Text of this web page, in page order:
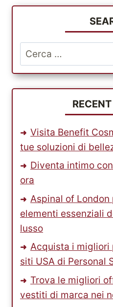
NEGOZIO
ONLINE
SUL
CLIENTE,
E
SPEDISCI
I
A
CON
Ricerca
per:
Visita Benefit
tue soluzioni di
Diventa intimo
ora
Aspinal of
elementi essenziali
lusso
Acquista i migliori
siti USA di Personal
Trova le migliori
vestiti di marca nei